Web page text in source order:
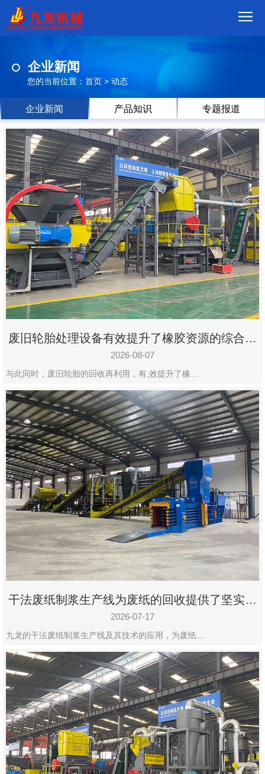
品
视
频
现
场
方
案
动
态
联
系
郑
州
市
九
设
有
限
公
司
豫
ICP
备
19020390
号-1
企业新闻
您的当前位置： 首页 > 动态
企业新闻 产品知识 专题报道
废旧轮胎处理设备有效提升了橡胶资源的综合利
用率
2026-08-07
与此同时，废旧轮胎的回收再利用，有,效提升了橡…
干法废纸制浆生产线为废纸的回收提供了坚实的
保障
2026-07-17
九龙的干法废纸制浆生产线及其技术的应用，为废纸…